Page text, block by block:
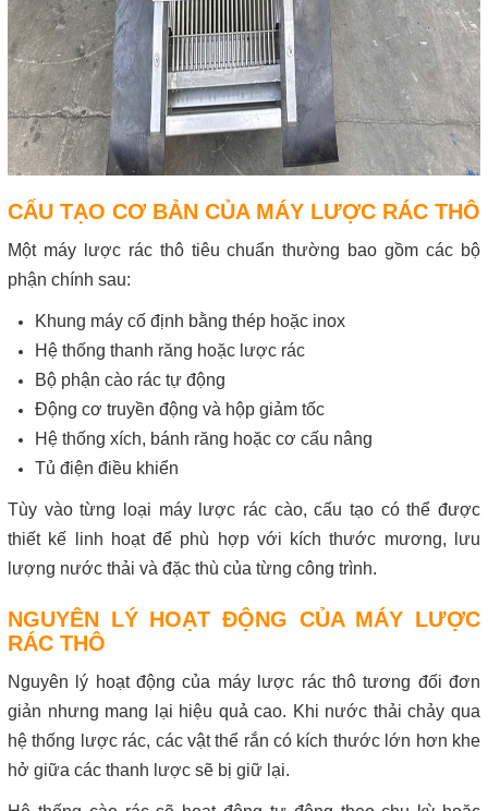
CẤU TẠO CƠ BẢN CỦA MÁY LƯỢC RÁC THÔ
Một máy lược rác thô tiêu chuẩn thường bao gồm các bộ
phận chính sau:
Khung máy cố định bằng thép hoặc inox
Hệ thống thanh răng hoặc lược rác
Bộ phận cào rác tự động
Động cơ truyền động và hộp giảm tốc
Hệ thống xích, bánh răng hoặc cơ cấu nâng
Tủ điện điều khiển
Tùy vào từng loại máy lược rác cào, cấu tạo có thể được
thiết kế linh hoạt để phù hợp với kích thước mương, lưu
lượng nước thải và đặc thù của từng công trình.
NGUYÊN LÝ HOẠT ĐỘNG CỦA MÁY LƯỢC
RÁC THÔ
Nguyên lý hoạt động của máy lược rác thô tương đối đơn
giản nhưng mang lại hiệu quả cao. Khi nước thải chảy qua
hệ thống lược rác, các vật thể rắn có kích thước lớn hơn khe
hở giữa các thanh lược sẽ bị giữ lại.